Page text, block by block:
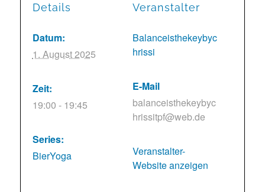
Details
Datum:
1. August 2025
Zeit:
19:00 - 19:45
Series:
BierYoga
Veranstalter
Balanceisthekeybyc
hrissi
E-Mail
balanceisthekeybyc
hrissitpf@web.de
Veranstalter-
Website anzeigen